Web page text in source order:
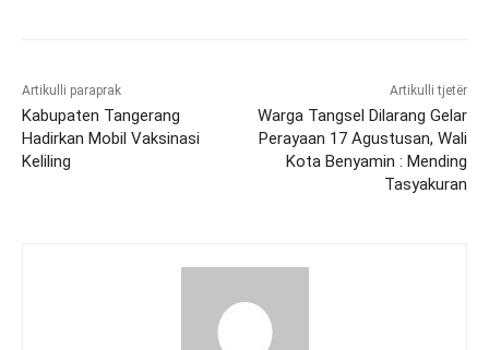
Artikulli paraprak
Kabupaten Tangerang
Hadirkan Mobil Vaksinasi
Keliling
Artikulli tjetër
Warga Tangsel Dilarang Gelar
Perayaan 17 Agustusan, Wali
Kota Benyamin : Mending
Tasyakuran